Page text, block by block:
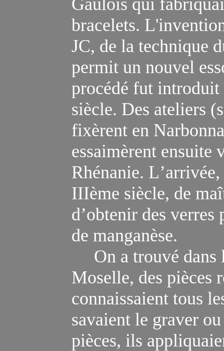
Gaulois qui
bracelets.
JC, de la technique
permit un nouvel
procédé fut introduit
siècle. Des ateliers
fixèrent en
essaimèrent ensuite
Rhénanie. L
IIIème siècle, de
d’obtenir des
de manganèse.
On a trouvé dans
Moselle, des pièces
connaissaient tous
savaient le graver
pièces, ils